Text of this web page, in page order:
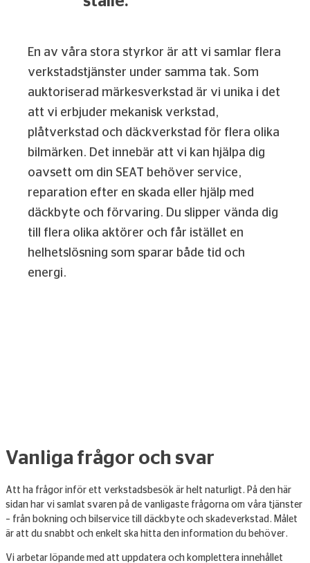
En av våra stora styrkor är att vi samlar flera
verkstadstjänster under samma tak. Som
auktoriserad märkesverkstad är vi unika i det
att vi erbjuder mekanisk verkstad,
plåtverkstad och däckverkstad för flera olika
bilmärken. Det innebär att vi kan hjälpa dig
oavsett om din SEAT behöver service,
reparation efter en skada eller hjälp med
däckbyte och förvaring. Du slipper vända dig
till flera olika aktörer och får istället en
helhetslösning som sparar både tid och
energi.
Vanliga frågor och svar
Att ha frågor inför ett verkstadsbesök är helt naturligt. På den här
sidan har vi samlat svaren på de vanligaste frågorna om våra tjänster
– från bokning och bilservice till däckbyte och skadeverkstad. Målet
är att du snabbt och enkelt ska hitta den information du behöver.
Vi arbetar löpande med att uppdatera och komplettera innehållet